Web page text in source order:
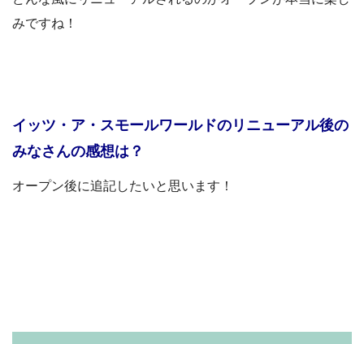
みですね！
イッツ・ア・スモールワールドのリニューアル後の
みなさんの感想は？
オープン後に追記したいと思います！